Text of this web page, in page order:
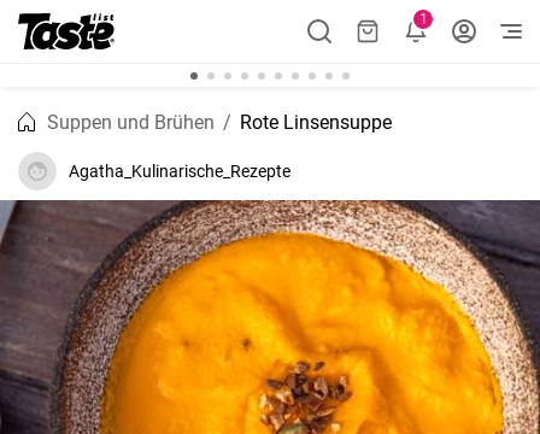
1
Suppen und Brühen Rote Linsensuppe
Agatha_Kulinarische_Rezepte